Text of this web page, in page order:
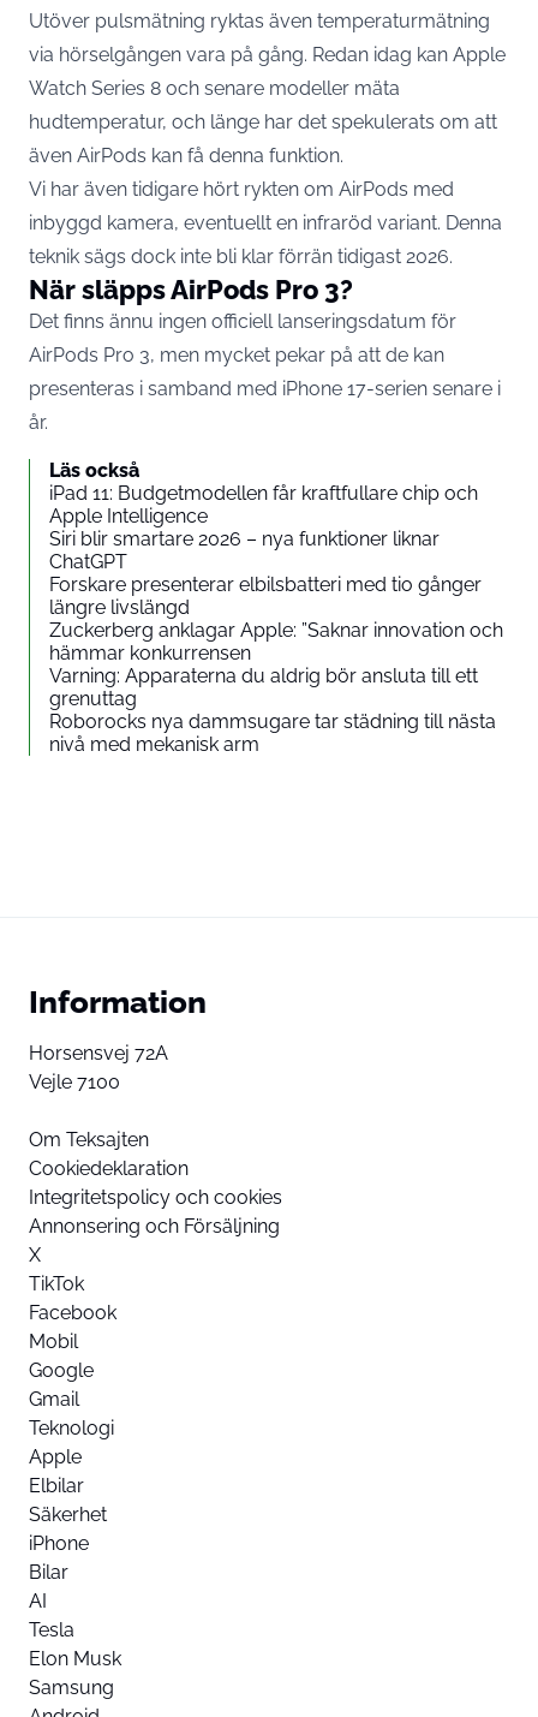
Utöver pulsmätning ryktas även temperaturmätning
via hörselgången vara på gång. Redan idag kan Apple
Watch Series 8 och senare modeller mäta
hudtemperatur, och länge har det spekulerats om att
även AirPods kan få denna funktion.
Vi har även tidigare hört rykten om AirPods med
inbyggd kamera, eventuellt en infraröd variant. Denna
teknik sägs dock inte bli klar förrän tidigast 2026.
När släpps AirPods Pro 3?
Det finns ännu ingen officiell lanseringsdatum för
AirPods Pro 3, men mycket pekar på att de kan
presenteras i samband med iPhone 17-serien senare i
år.
Läs också
iPad 11: Budgetmodellen får kraftfullare chip och
Apple Intelligence
Siri blir smartare 2026 – nya funktioner liknar
ChatGPT
Forskare presenterar elbilsbatteri med tio gånger
längre livslängd
Zuckerberg anklagar Apple: ”Saknar innovation och
hämmar konkurrensen
Varning: Apparaterna du aldrig bör ansluta till ett
grenuttag
Roborocks nya dammsugare tar städning till nästa
nivå med mekanisk arm
Information
Horsensvej 72A
Vejle 7100
Om Teksajten
Cookiedeklaration
Integritetspolicy och cookies
Annonsering och Försäljning
X
TikTok
Facebook
Mobil
Google
Gmail
Teknologi
Apple
Elbilar
Säkerhet
iPhone
Bilar
AI
Tesla
Elon Musk
Samsung